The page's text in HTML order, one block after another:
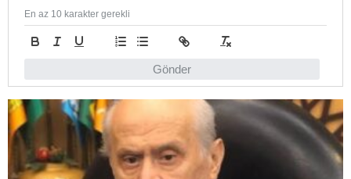
Gönder
En az 10 karakter gerekli